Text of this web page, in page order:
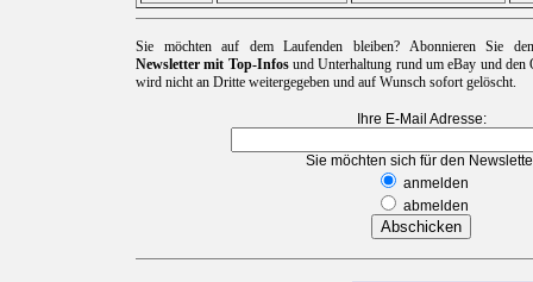
Sie möchten auf dem Laufenden bleiben? Abonnieren Sie
Newsletter mit Top-Infosund Unterhaltung rund um eBay und den
wird nicht an Dritte weitergegeben und auf Wunsch sofort gelöscht.
Ihre E-Mail Adresse:
Sie möchten sich für den
anmelden
abmelden